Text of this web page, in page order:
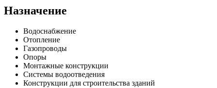
Назначение
Водоснабжение
Отопление
Газопроводы
Опоры
Монтажные конструкции
Системы водоотведения
Конструкции для строительства зданий